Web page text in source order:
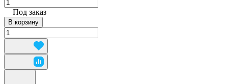
Под заказ
В корзину